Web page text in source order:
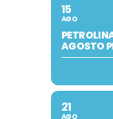
15
AGO
AGOSTO
21
AGO